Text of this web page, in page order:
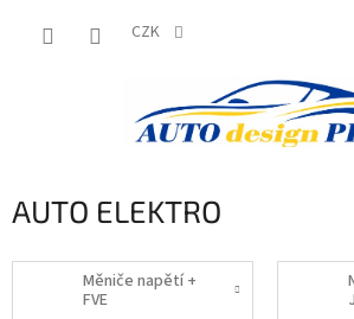
CZK
AUTO ELEKTRO
Měniče napětí +
FVE